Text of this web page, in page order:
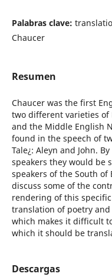
Palabras clave:
Chaucer
Resumen
Chaucer was the first
two different varieties of
and the Middle English
found in the speech of
Tale¿: Aleyn and John.
speakers they would be
speakers of the South
discuss some of the
rendering of this
translation of poetry
which makes it difficult
which it should be
Descargas